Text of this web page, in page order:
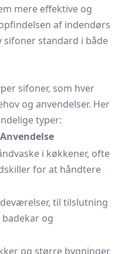
mere effektive og
af indendørs
sifoner standard i både
sifoner, som hver
og anvendelser. Her
typer:
Anvendelse
i køkkener, ofte
for at håndtere
til tilslutning
og
og større bygninger,